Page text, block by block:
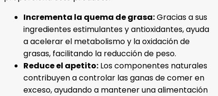
Incrementa la quema de grasa:Gracias a sus
ingredientes estimulantes y antioxidantes, ayuda
a acelerar el metabolismo y la oxidación de
grasas, facilitando la reducción de peso.
Reduce el apetito: Los componentes naturales
contribuyen a controlar las ganas de comer en
exceso, ayudando a mantener una alimentación